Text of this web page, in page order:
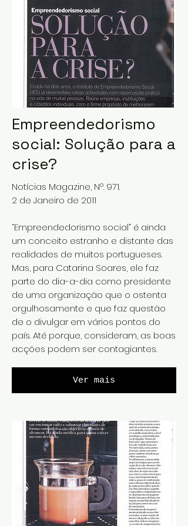
Empreendedorismo
social: Solução para a
crise?
Notícias Magazine, Nº. 971.
2 de Janeiro de 2011
“Empreendedorismo social” é ainda
um conceito estranho e distante das
realidades de muitos portugueses.
Mas, para Catarina Soares, ele faz
parte do dia-a-dia como presidente
de uma organização que o ostenta
orgulhosamente e que faz questão
de o divulgar em vários pontos do
país. Até porque, consideram, as boas
acções podem ser contagiantes.
Ver mais